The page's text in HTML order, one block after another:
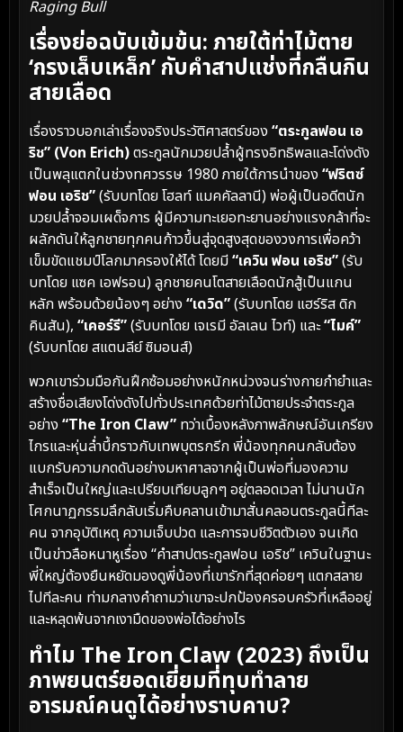
Raging Bull
เรื่องย่อฉบับเข้มข้น: ภายใต้ท่าไม้ตาย
‘กรงเล็บเหล็ก’ กับคำสาปแช่งที่กลืนกิน
สายเลือด
เรื่องราวบอกเล่าเรื่องจริงประวัติศาสตร์ของ “ตระกูลฟอน เอ
ริช” (Von Erich)ตระกูลนักมวยปล้ำผู้ทรงอิทธิพลและโด่งดัง
เป็นพลุแตกในช่วงทศวรรษ 1980 ภายใต้การนำของ “ฟริตซ์
ฟอน เอริช”(รับบทโดย โฮลท์ แมคคัลลานี) พ่อผู้เป็นอดีตนัก
มวยปล้ำจอมเผด็จการ ผู้มีความทะเยอทะยานอย่างแรงกล้าที่จะ
ผลักดันให้ลูกชายทุกคนก้าวขึ้นสู่จุดสูงสุดของวงการเพื่อคว้า
เข็มขัดแชมป์โลกมาครองให้ได้ โดยมี“เควิน ฟอน เอริช”(รับ
บทโดย แซค เอฟรอน) ลูกชายคนโตสายเลือดนักสู้เป็นแกน
หลัก พร้อมด้วยน้องๆ อย่าง “เดวิด”(รับบทโดย แฮร์ริส ดิก
คินสัน), “เคอร์รี”(รับบทโดย เจเรมี อัลเลน ไวท์) และ“ไมค์”
(รับบทโดย สแตนลีย์ ซิมอนส์)
พวกเขาร่วมมือกันฝึกซ้อมอย่างหนักหน่วงจนร่างกายกำยำและ
สร้างชื่อเสียงโด่งดังไปทั่วประเทศด้วยท่าไม้ตายประจำตระกูล
อย่าง “The Iron Claw” ทว่าเบื้องหลังภาพลักษณ์อันเกรียง
ไกรและหุ่นล่ำบึ้กราวกับเทพบุตรกรีก พี่น้องทุกคนกลับต้อง
แบกรับความกดดันอย่างมหาศาลจากผู้เป็นพ่อที่มองความ
สำเร็จเป็นใหญ่และเปรียบเทียบลูกๆ อยู่ตลอดเวลา ไม่นานนัก
โศกนาฏกรรมลึกลับเริ่มคืบคลานเข้ามาสั่นคลอนตระกูลนี้ทีละ
คน จากอุบัติเหตุ ความเจ็บปวด และการจบชีวิตตัวเอง จนเกิด
เป็นข่าวลือหนาหูเรื่อง “คำสาปตระกูลฟอน เอริช” เควินในฐานะ
พี่ใหญ่ต้องยืนหยัดมองดูพี่น้องที่เขารักที่สุดค่อยๆ แตกสลาย
ไปทีละคน ท่ามกลางคำถามว่าเขาจะปกป้องครอบครัวที่เหลืออยู่
และหลุดพ้นจากเงามืดของพ่อได้อย่างไร
ทำไม The Iron Claw (2023) ถึงเป็น
ภาพยนตร์ยอดเยี่ยมที่ทุบทำลาย
อารมณ์คนดูได้อย่างราบคาบ?